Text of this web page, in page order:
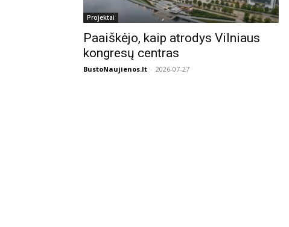
Projektai
Paaiškėjo, kaip atrodys Vilniaus
kongresų centras
BustoNaujienos.lt - 2026-07-27